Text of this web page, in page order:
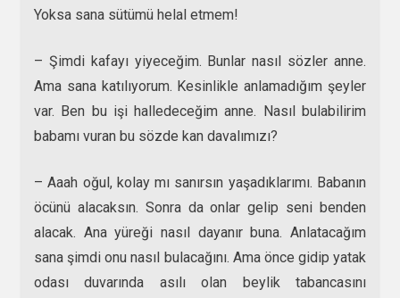
Yoksa sana sütümü helal etmem!
– Şimdi kafayı yiyeceğim. Bunlar nasıl sözler anne.
Ama sana katılıyorum. Kesinlikle anlamadığım şeyler
var. Ben bu işi halledeceğim anne. Nasıl bulabilirim
babamı vuran bu sözde kan davalımızı?
– Aaah oğul, kolay mı sanırsın yaşadıklarımı. Babanın
öcünü alacaksın. Sonra da onlar gelip seni benden
alacak. Ana yüreği nasıl dayanır buna. Anlatacağım
sana şimdi onu nasıl bulacağını. Ama önce gidip yatak
odası duvarında asılı olan beylik tabancasını